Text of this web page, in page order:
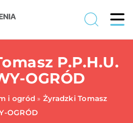
P.P.H.U.
OGRÓD
i ogród » Żyradzki Tomasz
OGRÓD